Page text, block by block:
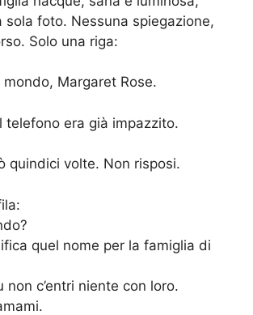
sola foto. Nessuna spiegazione,
Solo una riga:
Margaret Rose.
telefono era già impazzito.
quindici volte. Non risposi.
quel nome per la famiglia di
non c’entri niente con loro.